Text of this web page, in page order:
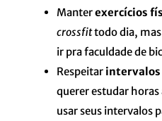
Manterexercícios
crossfittodo dia, mas
ir pra faculdade de
Respeitar intervalos
querer estudar horas
usar seus intervalos